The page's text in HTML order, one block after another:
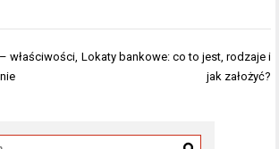
właściwości, Lokaty bankowe: co to jest, rodzaje i
jak założyć?